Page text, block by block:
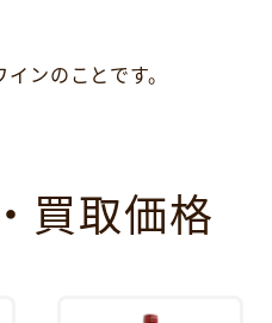
ンのことです。
買取価格